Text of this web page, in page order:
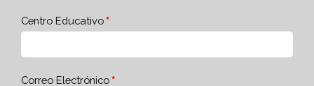
Centro Educativo
Correo Electrónico